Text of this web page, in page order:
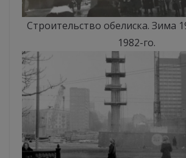
Строительство обелиска. Зима
1982-го.